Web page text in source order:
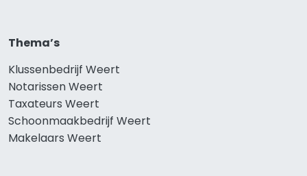
Thema’s
Klussenbedrijf Weert
Notarissen Weert
Taxateurs Weert
Schoonmaakbedrijf Weert
Makelaars Weert